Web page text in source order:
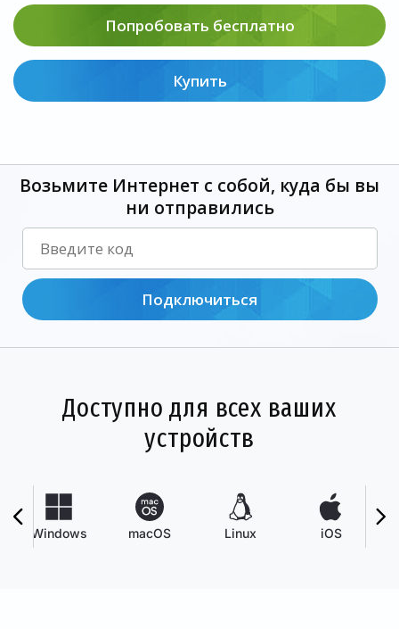
Попробовать бесплатно
Купить
Возьмите Интернет с собой, куда бы вы
ни отправились
Подключиться
Доступно для всех ваших
устройств
Windows macOS Linux iOS